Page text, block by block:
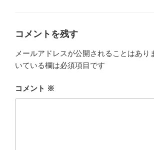
コメントを残す
メールアドレスが公開されることはあり
いている欄は必須項目です
コメント ※